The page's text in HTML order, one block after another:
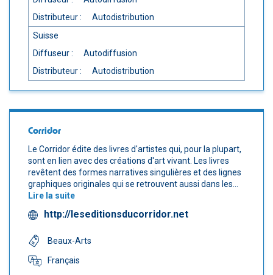
Distributeur :
Autodistribution
Suisse
Diffuseur :
Autodiffusion
Distributeur :
Autodistribution
Corridor
Le Corridor édite des livres d'artistes qui, pour la plupart,
sont en lien avec des créations d'art vivant. Les livres
revêtent des formes narratives singulières et des lignes
graphiques originales qui se retrouvent aussi dans les...
Lire la suite
http://leseditionsducorridor.net
Beaux-Arts
Français